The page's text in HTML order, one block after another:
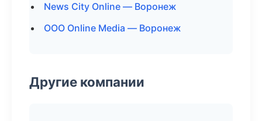
News City Online — Воронеж
ООО Online Media — Воронеж
Другие компании